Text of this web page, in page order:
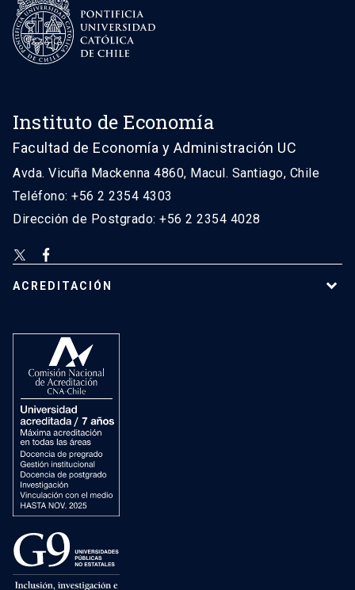
Instituto de Economía
Facultad de Economía y Administración UC
Avda. Vicuña Mackenna 4860, Macul. Santiago, Chile
Teléfono: +56 2 2354 4303
Dirección de Postgrado: +56 2 2354 4028
ACREDITACIÓN